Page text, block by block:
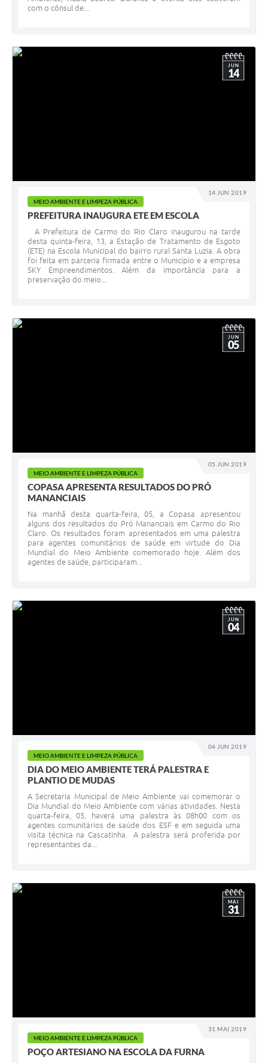
com o cônsul de...
14 JUN 2019
JUN
14
MEIO AMBIENTE E LIMPEZA PÚBLICA
PREFEITURA INAUGURA ETE EM ESCOLA
A Prefeitura de Carmo do Rio Claro inaugurou na tarde
desta quinta-feira, 13, a Estação de Tratamento de Esgoto
(ETE) na Escola Municipal do bairro rural Santa Luzia. A obra
foi feita em parceria firmada entre o Município e a empresa
SKY Empreendimentos. Além da importância para a
preservação do meio...
05 JUN 2019
JUN
05
MEIO AMBIENTE E LIMPEZA PÚBLICA
COPASA APRESENTA RESULTADOS DO PRÓ
MANANCIAIS
Na manhã desta quarta-feira, 05, a Copasa apresentou
alguns dos resultados do Pró Mananciais em Carmo do Rio
Claro. Os resultados foram apresentados em uma palestra
para agentes comunitários de saúde em virtude do Dia
Mundial do Meio Ambiente comemorado hoje. Além dos
agentes de saúde, participaram...
04 JUN 2019
JUN
04
MEIO AMBIENTE E LIMPEZA PÚBLICA
DIA DO MEIO AMBIENTE TERÁ PALESTRA E
PLANTIO DE MUDAS
A Secretaria Municipal de Meio Ambiente vai comemorar o
Dia Mundial do Meio Ambiente com várias atividades. Nesta
quarta-feira, 05, haverá uma palestra às 08h00 com os
agentes comunitários de saúde dos ESF e em seguida uma
visita técnica na Cascatinha. A palestra será proferida por
representantes da...
31 MAI 2019
MAI
31
MEIO AMBIENTE E LIMPEZA PÚBLICA
POÇO ARTESIANO NA ESCOLA DA FURNA